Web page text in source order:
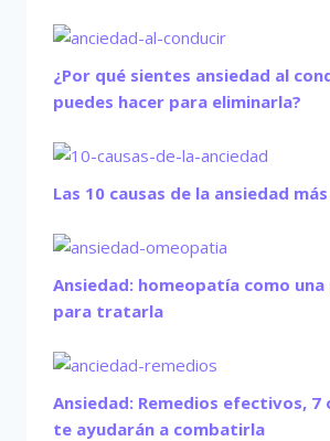
¿Por qué sientes ansiedad al
puedes hacer para eliminarla?
Las 10 causas de la ansiedad
Ansiedad: homeopatía como
para tratarla
Ansiedad: Remedios efectivos, 7
te ayudarán a combatirla